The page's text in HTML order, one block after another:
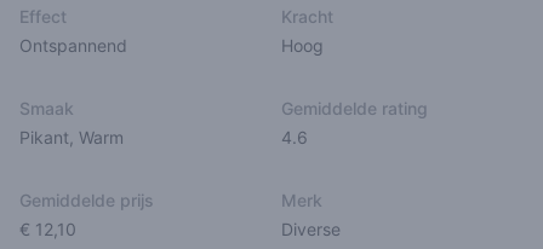
Effect
Ontspannend
Kracht
Hoog
Smaak
Pikant Warm
Gemiddelde rating
4.6
Gemiddelde prijs
€ 12,10
Merk
Diverse